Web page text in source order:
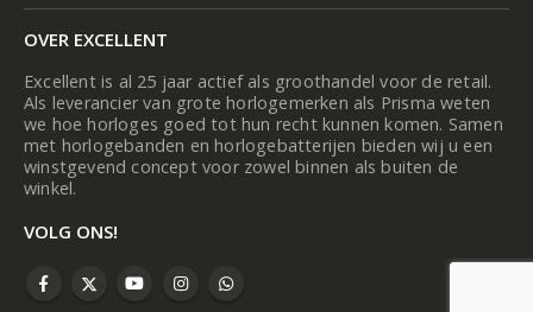
OVER EXCELLENT
Excellent is al 25 jaar actief als groothandel voor de retail.
Als leverancier van grote horlogemerken als Prisma weten
we hoe horloges goed tot hun recht kunnen komen. Samen
met horlogebanden en horlogebatterijen bieden wij u een
winstgevend concept voor zowel binnen als buiten de
winkel.
VOLG ONS!